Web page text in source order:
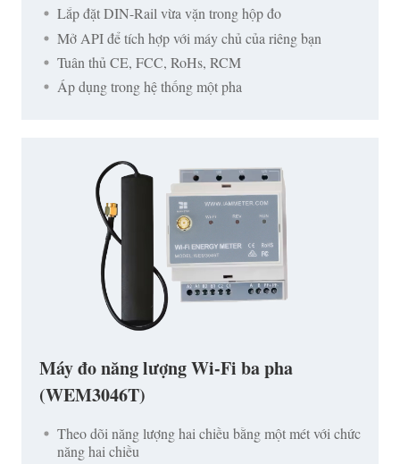
Lắp đặt DIN-Rail vừa vặn trong hộp đo
Mở API để tích hợp với máy chủ của riêng bạn
Tuân thủ CE, FCC, RoHs, RCM
Áp dụng trong hệ thống một pha
Máy đo năng lượng Wi-Fi ba pha
(WEM3046T)
Theo dõi năng lượng hai chiều bằng một mét với chức
năng hai chiều